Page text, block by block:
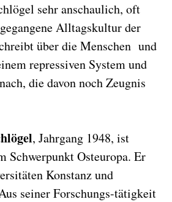
sehr anschaulich, oft
Alltagskultur der
über die Menschen und
repressiven System und
die davon noch Zeugnis
, Jahrgang 1948, ist
Schwerpunkt Osteuropa. Er
Konstanz und
seiner Forschungs-tätigkeit